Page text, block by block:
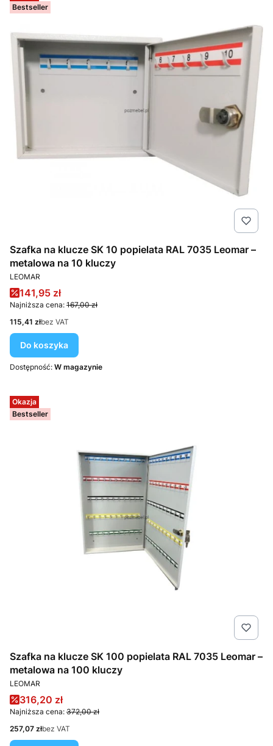
Bestseller
Szafka na klucze SK 10 popielata RAL 7035 Leomar –
metalowa na 10 kluczy
PRODUCENT
LEOMAR
Cena promocyjna
141,95 zł
Najniższa cena: 167,00 zł
Cena
115,41 złbez VAT
Do koszyka
Dostępność: W magazynie
Okazja
Bestseller
Szafka na klucze SK 100 popielata RAL 7035 Leomar –
metalowa na 100 kluczy
PRODUCENT
LEOMAR
Cena promocyjna
316,20 zł
Najniższa cena: 372,00 zł
Cena
257,07 złbez VAT